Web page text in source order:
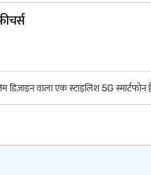
वाला एक स्टाइलिश 5G